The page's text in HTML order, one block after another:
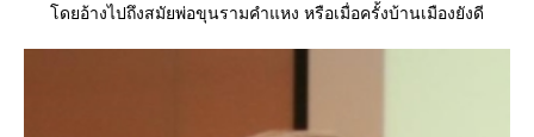
ดยอ้างไปถึงสมัยพ่อขุนรามคำแหง หรือเมื่อครั้งบ้านเมืองยังดี